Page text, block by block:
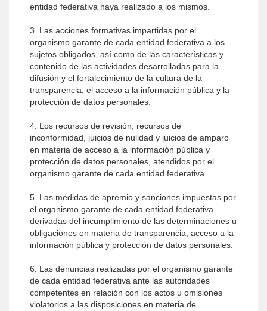
entidad federativa haya realizado a los mismos.
3. Las acciones formativas impartidas por el
organismo garante de cada entidad federativa a los
sujetos obligados, así como de las características y
contenido de las actividades desarrolladas para la
difusión y el fortalecimiento de la cultura de la
transparencia, el acceso a la información pública y la
protección de datos personales.
4. Los recursos de revisión, recursos de
inconformidad, juicios de nulidad y juicios de amparo
en materia de acceso a la información pública y
protección de datos personales, atendidos por el
organismo garante de cada entidad federativa.
5. Las medidas de apremio y sanciones impuestas por
el organismo garante de cada entidad federativa
derivadas del incumplimiento de las determinaciones u
obligaciones en materia de transparencia, acceso a la
información pública y protección de datos personales.
6. Las denuncias realizadas por el organismo garante
de cada entidad federativa ante las autoridades
competentes en relación con los actos u omisiones
violatorios a las disposiciones en materia de